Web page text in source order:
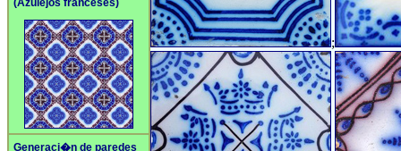
(Azulejos franceses)
Generaci�n de paredes
;